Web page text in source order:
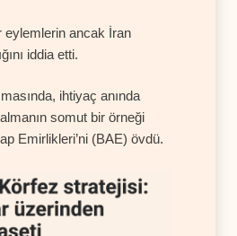
eylemlerin ancak İran
iddia etti.
ihtiyaç anında
somut bir örneği
Emirlikleri’ni (BAE) övdü.